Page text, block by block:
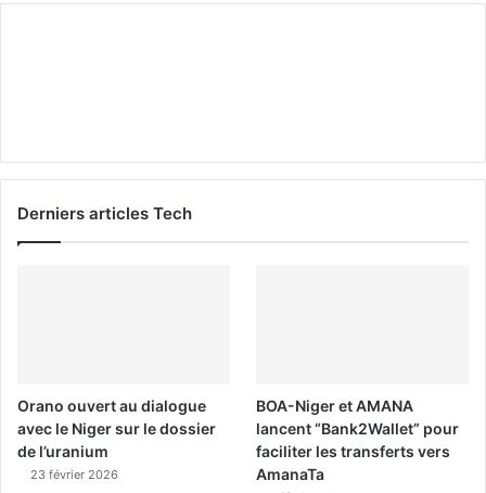
Derniers articles Tech
Orano ouvert au dialogue
avec le Niger sur le dossier
de l’uranium
23 février 2026
BOA-Niger et AMANA
lancent “Bank2Wallet” pour
faciliter les transferts vers
AmanaTa